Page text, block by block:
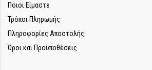
Ποιοι Είμαστε
Τρόποι Πληρωμής
Πληροφορίες Αποστολής
Όροι και Προϋποθέσεις